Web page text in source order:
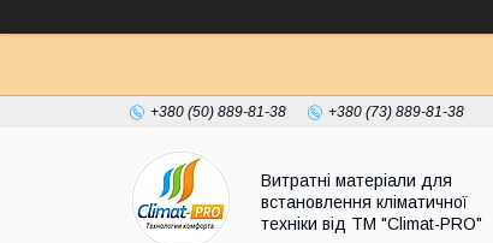
+380 (50) 889-81-38 +380 (73) 889-81-38
Витратні матеріали для
встановлення кліматичної
техніки від ТМ "Climat-PRO"